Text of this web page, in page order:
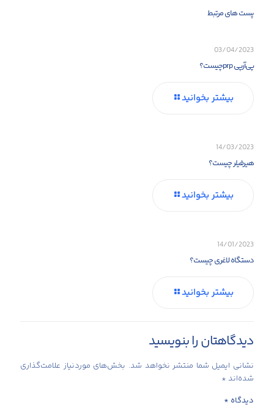
پست های مرتبط
03/04/2023
پی‌آرپی prpچیست؟
بیشتر بخوانید
14/03/2023
هیرفیلر چیست؟
بیشتر بخوانید
14/01/2023
دستگاه لاغری چیست؟
بیشتر بخوانید
دیدگاهتان را بنویسید
نشانی ایمیل شما منتشر نخواهد شد. بخش‌های موردنیاز علامت‌گذاری
شده‌اند *
دیدگاه *